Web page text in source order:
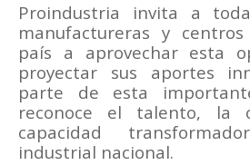
Proindustria invita a
manufactureras y
país a aprovechar esta
proyectar sus aportes
parte de esta
reconoce el talento, la
capacidad
industrial nacional.